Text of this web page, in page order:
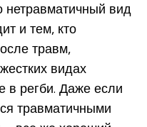
нетравматичный вид
и тем, кто
травм,
видах
в регби. Даже если
травматичными